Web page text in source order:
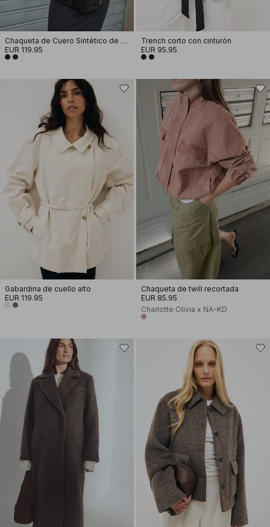
Chaqueta de Cuero Sintético de Cuello Alto
EUR 119.95
Trench corto con cinturón
EUR 95.95
Gabardina de cuello alto
EUR 119.95
Chaqueta de twill recortada
EUR 85.95
Charlotte Olivia x NA-KD